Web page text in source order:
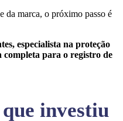
da marca, o próximo passo é
especialista na proteção
completa para o registro de
investiu